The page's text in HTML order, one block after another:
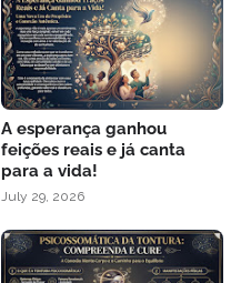
A esperança ganhou
feições reais e já canta
para a vida!
July 29, 2026